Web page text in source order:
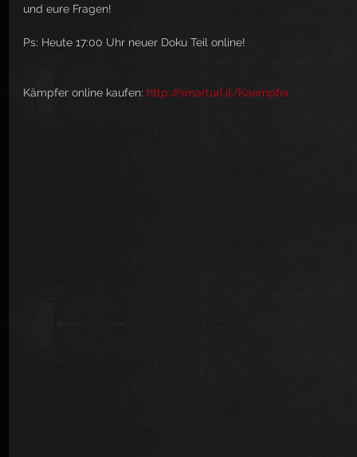
und eure Fragen!
Ps: Heute 17:00 Uhr neuer Doku Teil online!
Kämpfer online kaufen: http://smarturl.it/Kaempfer